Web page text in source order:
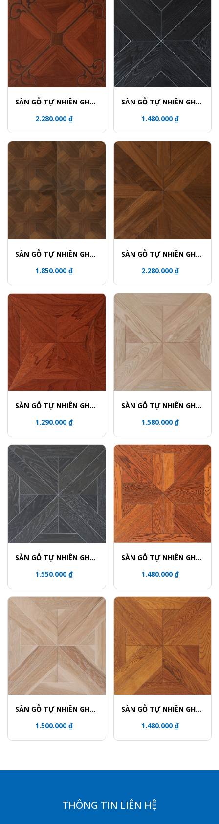
SÀN GỖ TỰ NHIÊN GHÉP
2.280.000 ₫
SÀN GỖ TỰ NHIÊN GHÉP
1.480.000 ₫
SÀN GỖ TỰ NHIÊN GHÉP
1.850.000 ₫
SÀN GỖ TỰ NHIÊN GHÉP
2.280.000 ₫
SÀN GỖ TỰ NHIÊN GHÉP
1.290.000 ₫
SÀN GỖ TỰ NHIÊN GHÉP
1.580.000 ₫
SÀN GỖ TỰ NHIÊN GHÉP
1.550.000 ₫
SÀN GỖ TỰ NHIÊN GHÉP
1.480.000 ₫
SÀN GỖ TỰ NHIÊN GHÉP
1.500.000 ₫
SÀN GỖ TỰ NHIÊN GHÉP
1.480.000 ₫
THÔNG TIN LIÊN HỆ